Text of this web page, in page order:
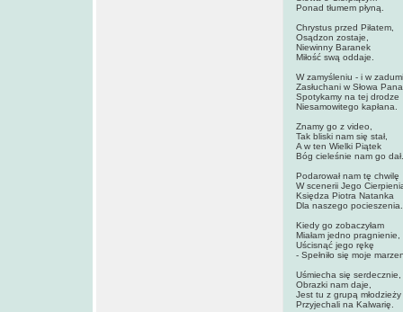
Ponad tłumem płyną.
Chrystus przed Piłatem,
Osądzon zostaje,
Niewinny Baranek
Miłość swą oddaje.
W zamyśleniu - i w
Zasłuchani w Słowa
Spotykamy na tej drodze
Niesamowitego kapłana.
Znamy go z video,
Tak bliski nam się stał,
A w ten Wielki Piątek
Bóg cieleśnie nam go dał.
Podarował nam tę chwilę
W scenerii Jego
Księdza Piotra Natanka
Dla naszego pocieszenia.
Kiedy go zobaczyłam
Miałam jedno pragnienie,
Uścisnąć jego rękę
- Spełniło się moje
Uśmiecha się serdecznie,
Obrazki nam daje,
Jest tu z grupą młodzieży
Przyjechali na Kalwarię.